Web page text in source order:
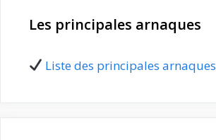
Les principales arnaques
Liste des principales arnaques